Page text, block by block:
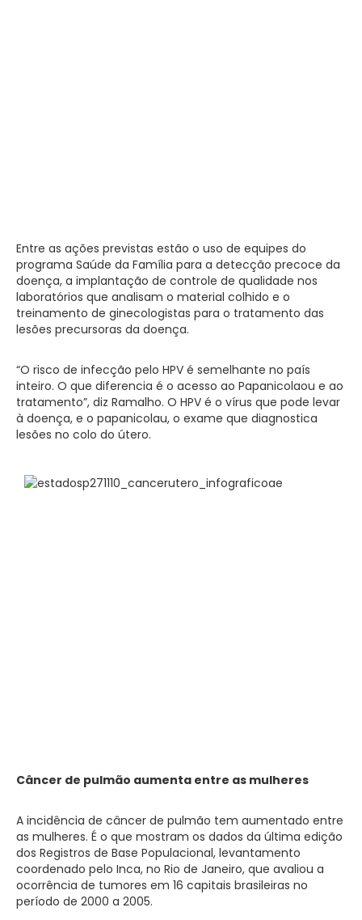
Entre as ações previstas estão o uso de equipes do
programa Saúde da Família para a detecção precoce da
doença, a implantação de controle de qualidade nos
laboratórios que analisam o material colhido e o
treinamento de ginecologistas para o tratamento das
lesões precursoras da doença.
“O risco de infecção pelo HPV é semelhante no país
inteiro. O que diferencia é o acesso ao Papanicolaou e ao
tratamento”, diz Ramalho. O HPV é o vírus que pode levar
à doença, e o papanicolau, o exame que diagnostica
lesões no colo do útero.
Câncer de pulmão aumenta entre as mulheres
A incidência de câncer de pulmão tem aumentado entre
as mulheres. É o que mostram os dados da última edição
dos Registros de Base Populacional, levantamento
coordenado pelo Inca, no Rio de Janeiro, que avaliou a
ocorrência de tumores em 16 capitais brasileiras no
período de 2000 a 2005.